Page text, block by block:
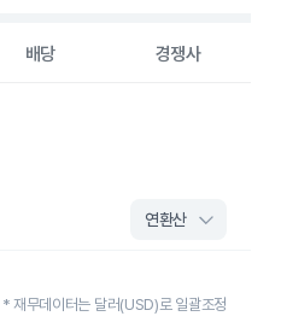
배당 경쟁사
* 재무데이터는 달러(USD)로 일괄조정